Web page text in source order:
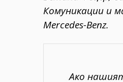
Комуникации и
Mercedes-Benz.
Ако